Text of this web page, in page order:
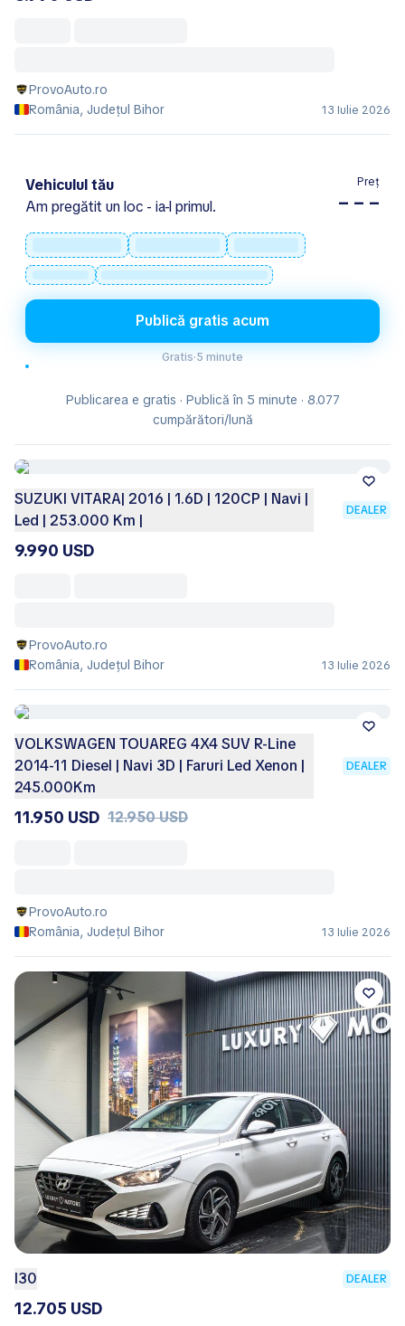
ProvoAuto.ro
România, Județul Bihor
13 Iulie 2026
Vehiculul tău
Am pregătit un loc - ia-l primul.
Preț
– – –
Publică gratis acum
Gratis·5 minute
Publicarea e gratis · Publică în 5 minute · 8.077
cumpărători/lună
SUZUKI VITARA| 2016 | 1.6D | 120CP | Navi |
Led | 253.000 Km |
DEALER
9.990 USD
ProvoAuto.ro
România, Județul Bihor
13 Iulie 2026
VOLKSWAGEN TOUAREG 4X4 SUV R-Line
2014-11 Diesel | Navi 3D | Faruri Led Xenon |
245.000Km
DEALER
11.950 USD 12.950 USD
ProvoAuto.ro
România, Județul Bihor
13 Iulie 2026
I30 DEALER
12.705 USD